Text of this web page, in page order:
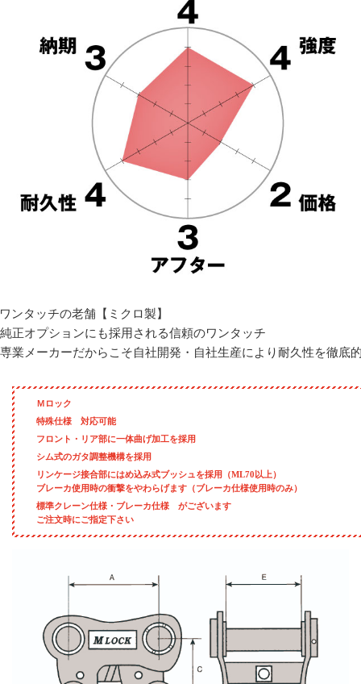
ワンタッチの老舗【ミクロ製】
純正オプションにも採用される信頼のワンタッチ
専業メーカーだからこそ自社開発・自社生産により耐久性を徹底
Ｍロック
特殊仕様 対応可能
フロント・リア部に一体曲げ加工を採用
シム式のガタ調整機構を採用
リンケージ接合部にはめ込み式ブッシュを採用（ML70以上）
ブレーカ使用時の衝撃をやわらげます（ブレーカ仕様使用時のみ）
標準クレーン仕様・ブレーカ仕様 がございます
ご注文時にご指定下さい